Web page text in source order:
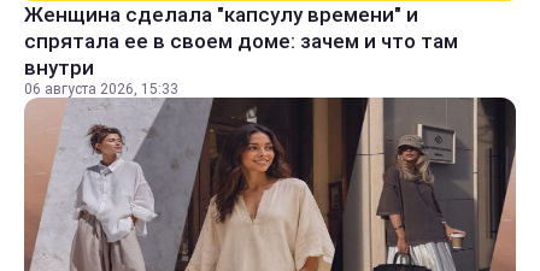
Женщина сделала "капсулу времени" и
спрятала ее в своем доме: зачем и что там
внутри
06 августа 2026, 15:33